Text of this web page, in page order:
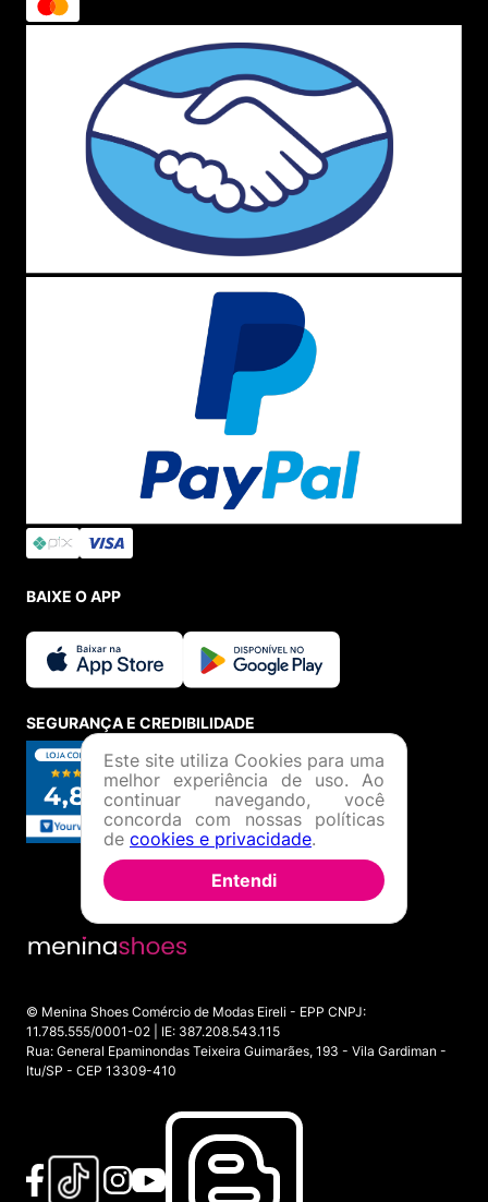
BAIXE O APP
SEGURANÇA E CREDIBILIDADE
© Menina Shoes Comércio de Modas Eireli - EPP CNPJ:
11.785.555/0001-02 | IE: 387.208.543.115
Rua: General Epaminondas Teixeira Guimarães, 193 - Vila Gardiman -
Itu/SP - CEP 13309-410
Este site utiliza Cookies para uma
melhor experiência de uso. Ao
continuar navegando, você
concorda com nossas políticas
de cookies e privacidade.
Entendi